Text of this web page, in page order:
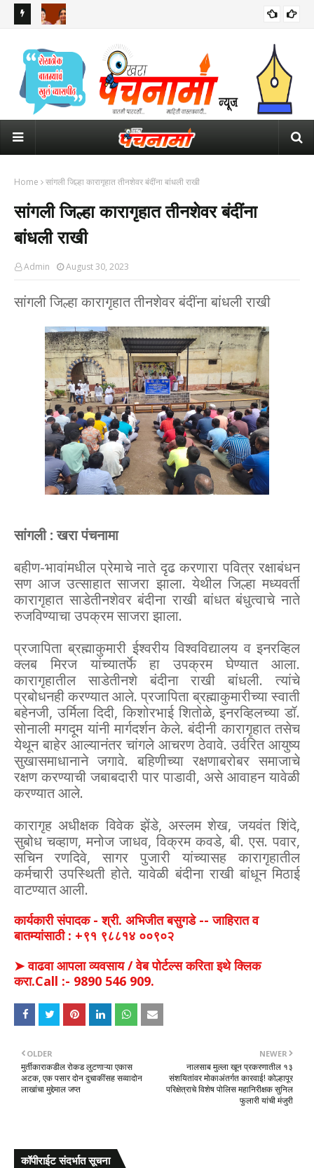
अध्यक्षपदासाठी आता 4 नावांची चर्चा
Home सांगली जिल्हा कारागृहात तीनशेवर बंदींना बांधली राखी
सांगली जिल्हा कारागृहात तीनशेवर बंदींना
बांधली राखी
Admin August 30, 2023
सांगली जिल्हा कारागृहात तीनशेवर बंदींना बांधली राखी
सांगली : खरा पंचनामा
बहीण-भावांमधील प्रेमाचे नाते दृढ करणारा पवित्र रक्षाबंधन
सण आज उत्साहात साजरा झाला. येथील जिल्हा मध्यवर्ती
कारागृहात साडेतीनशेवर बंदीना राखी बांधत बंधुत्वाचे नाते
रुजविण्याचा उपक्रम साजरा झाला.
प्रजापिता ब्रह्माकुमारी ईश्‍वरीय विश्‍वविद्यालय व इनरव्हिल
क्लब मिरज यांच्यातर्फे हा उपक्रम घेण्यात आला.
कारागृहातील साडेतीनशे बंदीना राखी बांधली. त्यांचे
प्रबोधनही करण्यात आले. प्रजापिता ब्रह्माकुमारीच्या स्वाती
बहेनजी, उर्मिला दिदी, किशोरभाई शितोळे, इनरव्हिलच्या डॉ.
सोनाली मगदूम यांनी मार्गदर्शन केले. बंदीनी कारागृहात तसेच
येथून बाहेर आल्यानंतर चांगले आचरण ठेवावे. उर्वरित आयुष्य
सुखासमाधानाने जगावे. बहिणीच्या रक्षणाबरोबर समाजाचे
रक्षण करण्याची जबाबदारी पार पाडावी, असे आवाहन यावेळी
करण्यात आले.
कारागृह अधीक्षक विवेक झेंडे, अस्लम शेख, जयवंत शिंदे,
सुबोध चव्हाण, मनोज जाधव, विक्रम कवडे, बी. एस. पवार,
सचिन रणदिवे, सागर पुजारी यांच्यासह कारागृहातील
कर्मचारी उपस्थिती होते. यावेळी बंदीना राखी बांधून मिठाई
वाटण्यात आली.
कार्यकारी संपादक - श्री. अभिजीत बसुगडे -- जाहिरात व
बातम्यांसाठी : +९१ ९८८१४ ००९०२
➤ वाढवा आपला व्यवसाय / वेब पोर्टल्स करिता इथे क्लिक
करा.Call :- 9890 546 909.
NEWER
नालसाब मुल्ला खून प्रकरणातील १३
संशयितांवर मोकाअंतर्गत कारवाई! कोल्हापूर
परिक्षेत्राचे विशेष पोलिस महानिरीक्षक सुनिल
फुलारी यांची मंजुरी
OLDER
मुर्तीकाराकडील रोकड लुटणाऱ्या एकास
अटक, एक पसार दोन दुचाकींसह सव्वादोन
लाखांचा मुद्देमाल जप्त
कॉपीराईट संदर्भात सूचना